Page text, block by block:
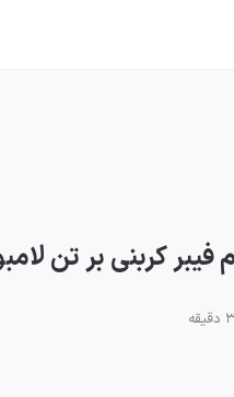
کربنی بر تن